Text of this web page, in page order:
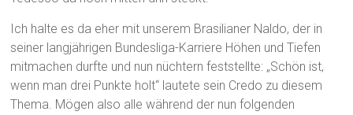
Ich halte es da eher mit unserem Brasilianer Naldo, der in
seiner langjährigen Bundesliga-Karriere Höhen und Tiefen
mitmachen durfte und nun nüchtern feststellte: „Schön ist,
wenn man drei Punkte holt“ lautete sein Credo zu diesem
Thema. Mögen also alle während der nun folgenden